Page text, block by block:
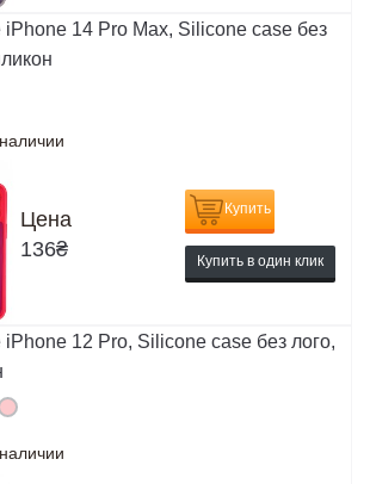
14 Pro Max, Silicone case без
Цена
136₴
Купить
Купить в один клик
12 Pro, Silicone case без лого,